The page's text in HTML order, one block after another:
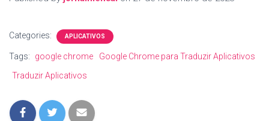
Categories: APLICATIVOS
Tags: google chrome
Google Chrome para Traduzir Aplicativos
Traduzir Aplicativos